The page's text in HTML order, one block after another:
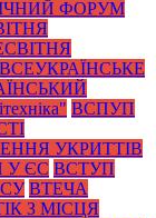
ФОРУМ
ВСЕУКРАЇНСЬКЕ
ВСПУП
УКРИТТІВ
У ЄС ВСТУП
ВТЕЧА
З МІСЦЯ